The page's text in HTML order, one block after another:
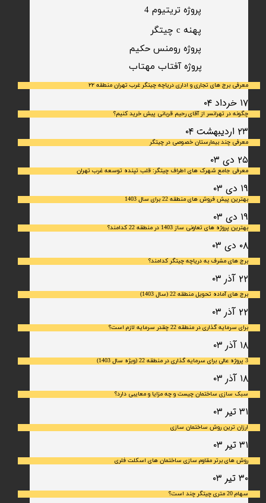
معرفی برج های تجاری و اداری دریاچه چیتگر غرب تهران منطقه ۲۲
۱۷ خرداد ۰۴
چگونه در تهرانسر از آقای رحیم قربانی پیش خرید کنیم؟
۲۳ اردیبهشت ۰۴
معرفی چند بیمارستان خصوصی در چیتگر
۲۵ دی ۰۳
معرفی جامع شهرک‌ های اطراف چیتگر: قلب تپنده توسعه غرب تهران
۱۹ دی ۰۳
بهترین پیش فروش های منطقه 22 برای سال 1403
۱۹ دی ۰۳
بهترین پروژه های تعاونی ساز 1403 در منطقه 22 کدامند؟
۰۸ دی ۰۳
برج های مشرف به دریاچه چیتگر کدامند؟
۲۲ آذر ۰۳
برج های آماده تحویل منطقه 22 (سال 1403)
۲۲ آذر ۰۳
برای سرمایه‌ گذاری در منطقه 22 چقدر سرمایه لازم است؟
۱۸ آذر ۰۳
3 پروژه عالی برای سرمایه گذاری در منطقه 22 (ویژه سال 1403)
۱۸ آذر ۰۳
سبک سازی ساختمان چیست و چه مزایا و معایبی دارد؟
۳۱ تیر ۰۳
ارزان ترین روش ساختمان سازی
۳۱ تیر ۰۳
روش های برتر مقاوم سازی ساختمان های اسکلت فلری
۳۰ تیر ۰۳
سهام 20 متری چیتگر چند است؟
​پروژه آفتاب مهتاب
پروژه رومنس حکیم
پهنه c چیتگر
پروژه تریتیوم 4